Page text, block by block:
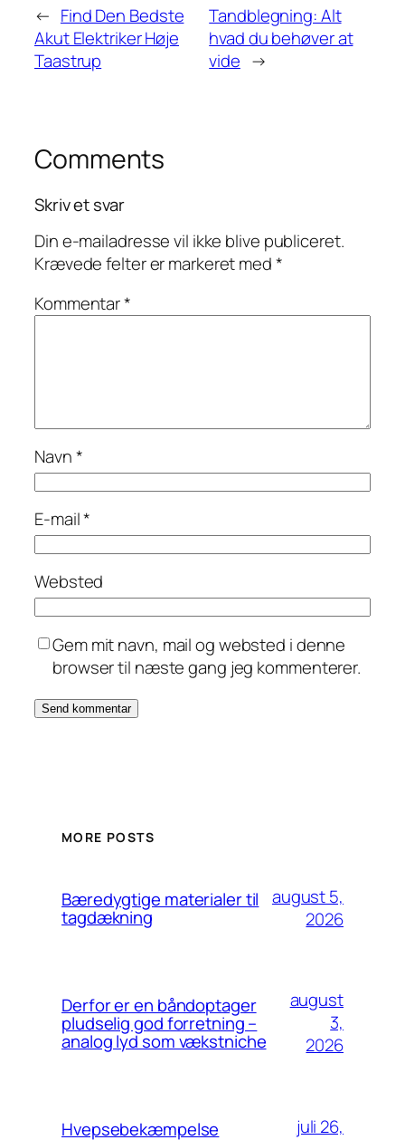
← Find Den Bedste
Akut Elektriker Høje
Taastrup
Tandblegning: Alt
hvad du behøver at
vide →
Comments
Skriv et svar
Din e-mailadresse vil ikke blive publiceret.
Krævede felter er markeret med*
Kommentar*
Navn*
E-mail*
Websted
Gem mit navn, mail og websted i denne
browser til næste gang jeg kommenterer.
MORE POSTS
Bæredygtige materialer til
tagdækning
august 5,
2026
Derfor er en båndoptager
pludselig god forretning –
analog lyd som vækstniche
august
3,
2026
Hvepsebekæmpelse
juli 26,